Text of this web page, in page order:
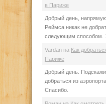
в Париже
Добрый день,
Реймса никак не
следующим способом.
Vardan на Как
Париже
Добрый день.
добраться из
Спасибо.